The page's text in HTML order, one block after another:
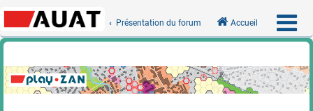
Accueil
Présentation du forum